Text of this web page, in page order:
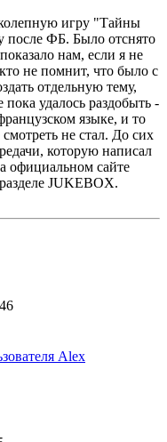
игру "Тайны
после ФБ. Было отснято
нам, если я не
не помнит, что было с
отдельную тему,
удалось раздобыть -
языке, и то
не стал. До сих
которую написал
официальном сайте
JUKEBOX.
Alex